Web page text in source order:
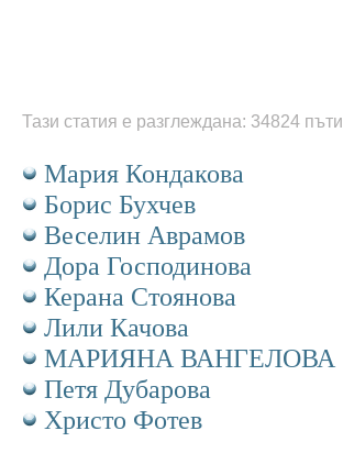
Тази статия е разглеждана: 34824 пъти
Мария Кондакова
Борис Бухчев
Веселин Аврамов
Дора Господинова
Керана Стоянова
Лили Качова
МАРИЯНА ВАНГЕЛОВА
Петя Дубарова
Христо Фотев